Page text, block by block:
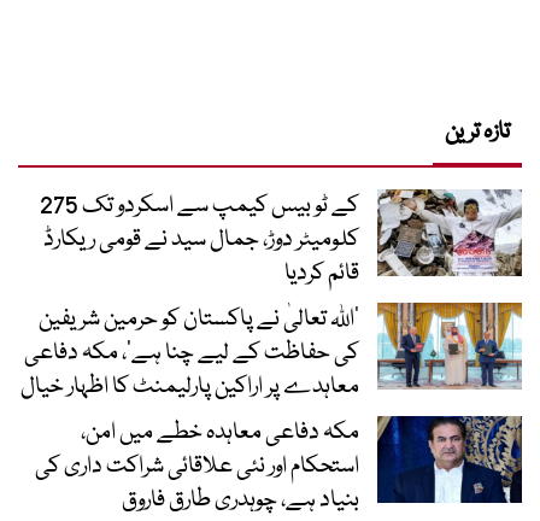
تازہ ترین
کے ٹو بیس کیمپ سے اسکردو تک 275
کلومیٹر دوڑ، جمال سید نے قومی ریکارڈ
قائم کردیا
’اللہ تعالیٰ نے پاکستان کو حرمین شریفین
کی حفاظت کے لیے چنا ہے‘، مکہ دفاعی
معاہدے پر اراکین پارلیمنٹ کا اظہار خیال
مکہ دفاعی معاہدہ خطے میں امن،
استحکام اور نئی علاقائی شراکت داری کی
بنیاد ہے، چوہدری طارق فاروق